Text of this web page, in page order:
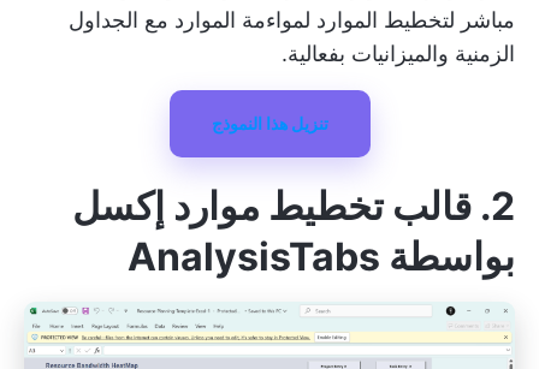
مباشر لتخطيط الموارد لمواءمة الموارد مع الجداول
الزمنية والميزانيات بفعالية.
تنزيل هذا النموذج
2. قالب تخطيط موارد إكسل
بواسطة AnalysisTabs